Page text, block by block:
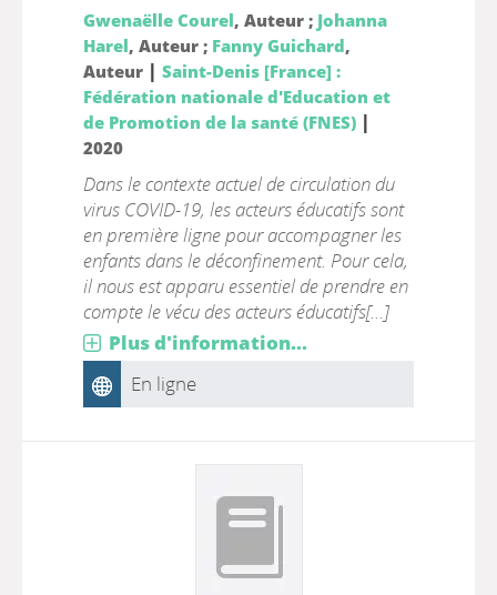
Gwenaëlle Courel, Auteur ; Johanna
Harel, Auteur ; Fanny Guichard,
Auteur | Saint-Denis [France] :
Fédération nationale d'Education et
de Promotion de la santé (FNES)|
2020
Dans le contexte actuel de circulation du
virus COVID-19, les acteurs éducatifs sont
en première ligne pour accompagner les
enfants dans le déconfinement. Pour cela,
il nous est apparu essentiel de prendre en
compte le vécu des acteurs éducatifs[...]
Plus d'information...
En ligne